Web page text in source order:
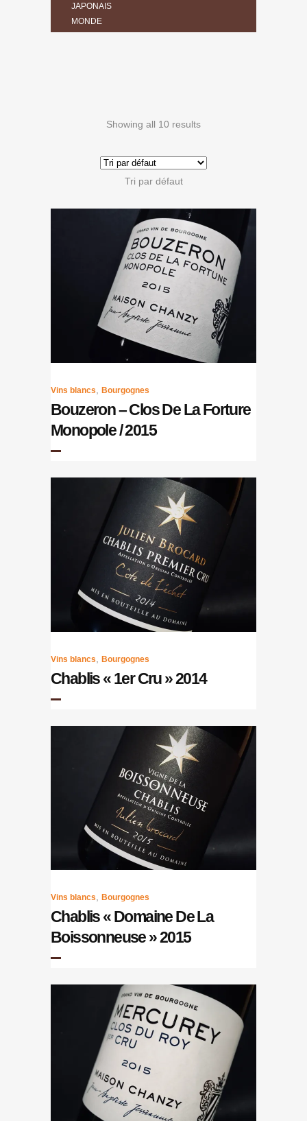
JAPONAIS
MONDE
Showing all 10 results
Tri par défaut
Vins blancs Bourgognes
Bouzeron – Clos De La Forture
Monopole / 2015
Vins blancs Bourgognes
Chablis « 1er Cru » 2014
Vins blancs Bourgognes
Chablis « Domaine De La
Boissonneuse » 2015